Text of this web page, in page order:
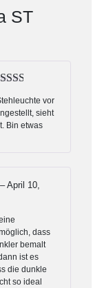
ST
mit2
von
5
vor
sieht
Bin etwas
– April 10,
dass
bemalt
ist es
die dunkle
so ideal